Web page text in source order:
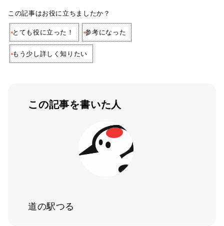
この記事はお役に立ちましたか？
とても役に立った！ 参考になった
もう少し詳しく知りたい
この記事を書いた人
道の駅つる